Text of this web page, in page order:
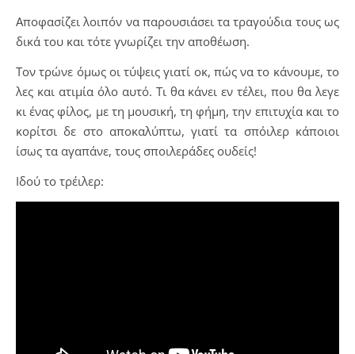
Αποφασίζει λοιπόν να παρουσιάσει τα τραγούδια τους ως
δικά του και τότε γνωρίζει την αποθέωση.
Τον τρώνε όμως οι τύψεις γιατί οκ, πώς να το κάνουμε, το
λες και ατιμία όλο αυτό. Τι θα κάνει εν τέλει, που θα λεγε
κι ένας φίλος, με τη μουσική, τη φήμη, την επιτυχία και το
κορίτσι δε στο αποκαλύπτω, γιατί τα σπόιλερ κάποιοι
ίσως τα αγαπάνε, τους σποιλεράδες ουδείς!
Ιδού το τρέιλερ: